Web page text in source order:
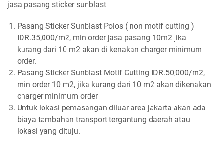
jasa pasang sticker sunblast :
Pasang Sticker Sunblast Polos ( non motif cutting )
IDR.35,000/m2, min order jasa pasang 10m2 jika
kurang dari 10 m2 akan di kenakan charger minimum
order.
Pasang Sticker Sunblast Motif Cutting IDR.50,000/m2,
min order 10 m2, jika kurang dari 10 m2 akan dikenakan
charger minimum order
Untuk lokasi pemasangan diluar area jakarta akan ada
biaya tambahan transport tergantung daerah atau
lokasi yang dituju.